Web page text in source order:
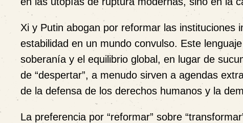
Xi y Putin abogan por reformar las
estabilidad en un mundo convulso. Este
soberanía y el equilibrio global, en lugar de
de “despertar”, a menudo sirven a agendas
de la defensa de los derechos humanos y la
La preferencia por “reformar” sobre